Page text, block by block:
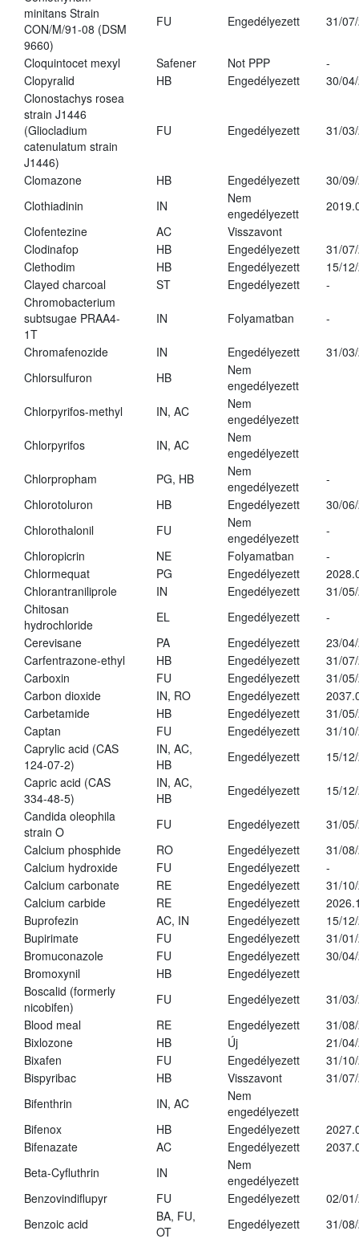
minitans Strain
CON/M/91-08 (DSM
9660)
FU Engedélyezett 31/
Cloquintocet mexyl Safener Not PPP
-
Clopyralid
HB Engedélyezett
30/
Clonostachys rosea
strain J1446
(Gliocladium
catenulatum strain
J1446)
FU Engedélyezett 31/
Clomazone HB Engedélyezett
30/
Clothiadinin
IN
Nem
engedélyezett
Clofentezine
AC
Visszavont
Clodinafop
HB Engedélyezett
31/
Clethodim
HB Engedélyezett
15/
Clayed charcoal
ST Engedélyezett
-
Chromobacterium
subtsugae PRAA4-
1T
IN Folyamatban -
Chromafenozide IN Engedélyezett
31/
Chlorsulfuron
HB
Nem
engedélyezett
Chlorpyrifos-methyl
IN, AC
Nem
engedélyezett
Chlorpyrifos
IN, AC
Nem
engedélyezett
Chlorpropham
PG, HB
Nem
engedélyezett
-
Chlorotoluron
HB Engedélyezett
30/
Chlorothalonil
FU
Nem
engedélyezett
-
Chloropicrin
NE Folyamatban
-
Chlormequat
PG Engedélyezett
Chlorantraniliprole
IN Engedélyezett
31/
Chitosan
hydrochloride
EL Engedélyezett
-
Cerevisane
PA Engedélyezett
23/
Carfentrazone-ethyl
HB Engedélyezett
31/
Carboxin
FU Engedélyezett
31/
Carbon dioxide
IN, RO Engedélyezett
Carbetamide
HB Engedélyezett
31/
Captan
FU Engedélyezett
31/
Caprylic acid (CAS
124-07-2)
IN, AC,
HB
Engedélyezett
15/
Capric acid (CAS
334-48-5)
IN, AC,
HB
Engedélyezett
15/
Candida oleophila
strain O
FU Engedélyezett
31/
Calcium phosphide
RO Engedélyezett
31/
Calcium hydroxide
FU Engedélyezett
-
Calcium carbonate
RE Engedélyezett
31/
Calcium carbide
RE Engedélyezett
Buprofezin
AC, IN Engedélyezett
15/
Bupirimate
FU Engedélyezett
31/
Bromuconazole
FU Engedélyezett
30/
Bromoxynil
HB
Engedélyezett
Boscalid (formerly
nicobifen)
FU Engedélyezett
31/
Blood meal
RE Engedélyezett
31/
Bixlozone
HB Új
21/
Bixafen
FU Engedélyezett
31/
Bispyribac
HB Visszavont
31/
Bifenthrin
IN, AC
Nem
engedélyezett
Bifenox
HB Engedélyezett
Bifenazate
AC Engedélyezett
Beta-Cyfluthrin
IN
Nem
engedélyezett
Benzovindiflupyr
FU Engedélyezett
02/
Benzoic acid
BA, FU,
OT
Engedélyezett
31/